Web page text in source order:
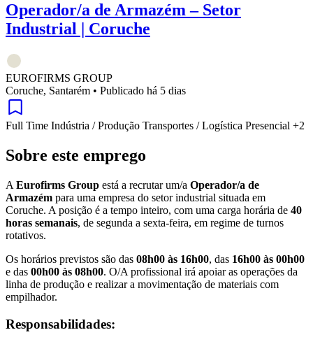
Operador/a de Armazém – Setor
Industrial | Coruche
EUROFIRMS GROUP
Coruche, Santarém • Publicado há 5 dias
Full Time Indústria / Produção Transportes / Logística Presencial +2
Sobre este emprego
A Eurofirms Group está a recrutar um/a Operador/a de
Armazém para uma empresa do setor industrial situada em
Coruche. A posição é a tempo inteiro, com uma carga horária de 40
horas semanais, de segunda a sexta-feira, em regime de turnos
rotativos.
Os horários previstos são das 08h00 às 16h00, das 16h00 às 00h00
e das 00h00 às 08h00. O/A profissional irá apoiar as operações da
linha de produção e realizar a movimentação de materiais com
empilhador.
Responsabilidades: